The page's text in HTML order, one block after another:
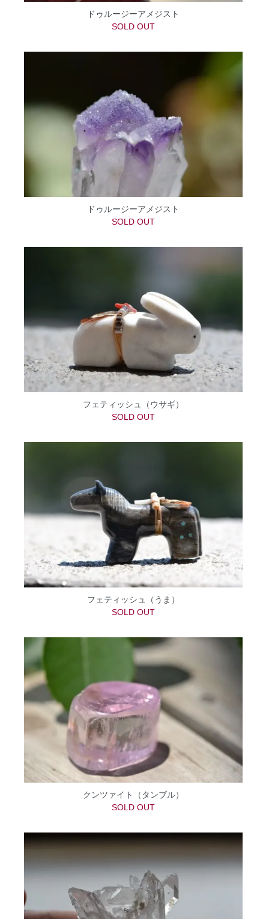
ドゥルージーアメジスト
SOLD OUT
ドゥルージーアメジスト
SOLD OUT
フェティッシュ（ウサギ）
SOLD OUT
フェティッシュ（うま）
SOLD OUT
クンツァイト（タンブル）
SOLD OUT